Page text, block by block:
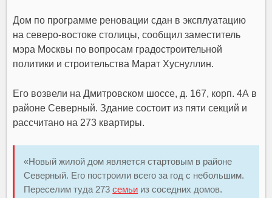
Дом по программе реновации сдан в эксплуатацию
на северо-востоке столицы, сообщил заместитель
мэра Москвы по вопросам градостроительной
политики и строительства Марат Хуснуллин.
Его возвели на Дмитровском шоссе, д. 167, корп. 4А в
районе Северный. Здание состоит из пяти секций и
рассчитано на 273 квартиры.
«Новый жилой дом является стартовым в районе
Северный. Его построили всего за год с небольшим.
Переселим туда 273семьи из соседних домов.